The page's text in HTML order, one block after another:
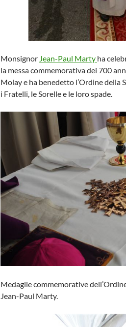
Monsignor Jean-Paul Marty ha
la messa commemorativa dei 700
Molay e ha benedetto l’Ordine della
i Fratelli, le Sorelle e le loro spade.
Medaglie commemorative
Jean-Paul Marty.